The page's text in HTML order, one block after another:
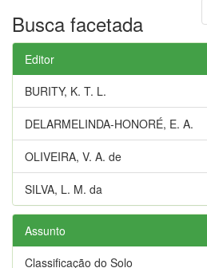
Busca facetada
Editor
BURITY, K. T. L.
DELARMELINDA-HONORÉ, E. A.
OLIVEIRA, V. A. de
SILVA, L. M. da
Assunto
Classificação do Solo